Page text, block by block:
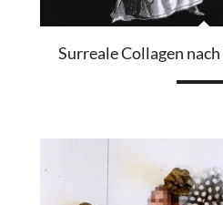
Surreale Collagen